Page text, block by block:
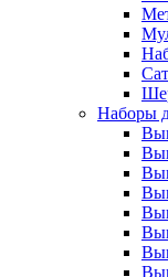
Наборы